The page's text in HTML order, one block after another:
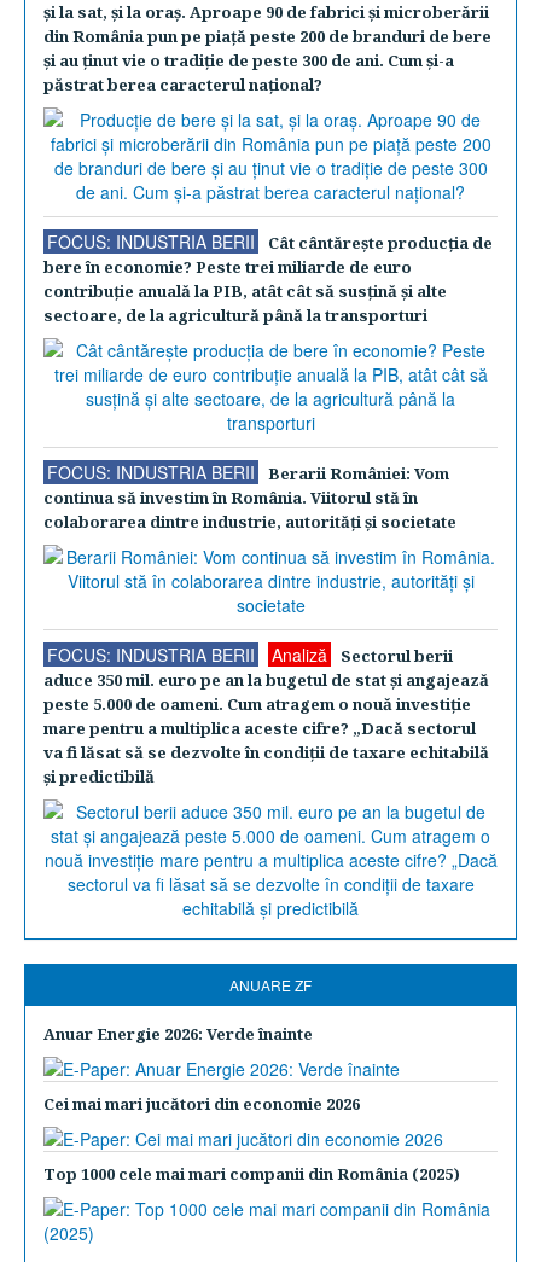
şi la sat, şi la oraş. Aproape 90 de fabrici şi microberării
din România pun pe piaţă peste 200 de branduri de bere
şi au ţinut vie o tradiţie de peste 300 de ani. Cum şi-a
păstrat berea caracterul naţional?
FOCUS: INDUSTRIA BERII
Cât cântăreşte producţia de
bere în economie? Peste trei miliarde de euro
contribuţie anuală la PIB, atât cât să susţină şi alte
sectoare, de la agricultură până la transporturi
FOCUS: INDUSTRIA BERII
Berarii României: Vom
continua să investim în România. Viitorul stă în
colaborarea dintre industrie, autorităţi şi societate
FOCUS: INDUSTRIA BERII Analiză
Sectorul berii
aduce 350 mil. euro pe an la bugetul de stat şi angajează
peste 5.000 de oameni. Cum atragem o nouă investiţie
mare pentru a multiplica aceste cifre? „Dacă sectorul
va fi lăsat să se dezvolte în condiţii de taxare echitabilă
şi predictibilă
ANUARE ZF
Anuar Energie 2026: Verde înainte
Cei mai mari jucători din economie 2026
Top 1000 cele mai mari companii din România (2025)